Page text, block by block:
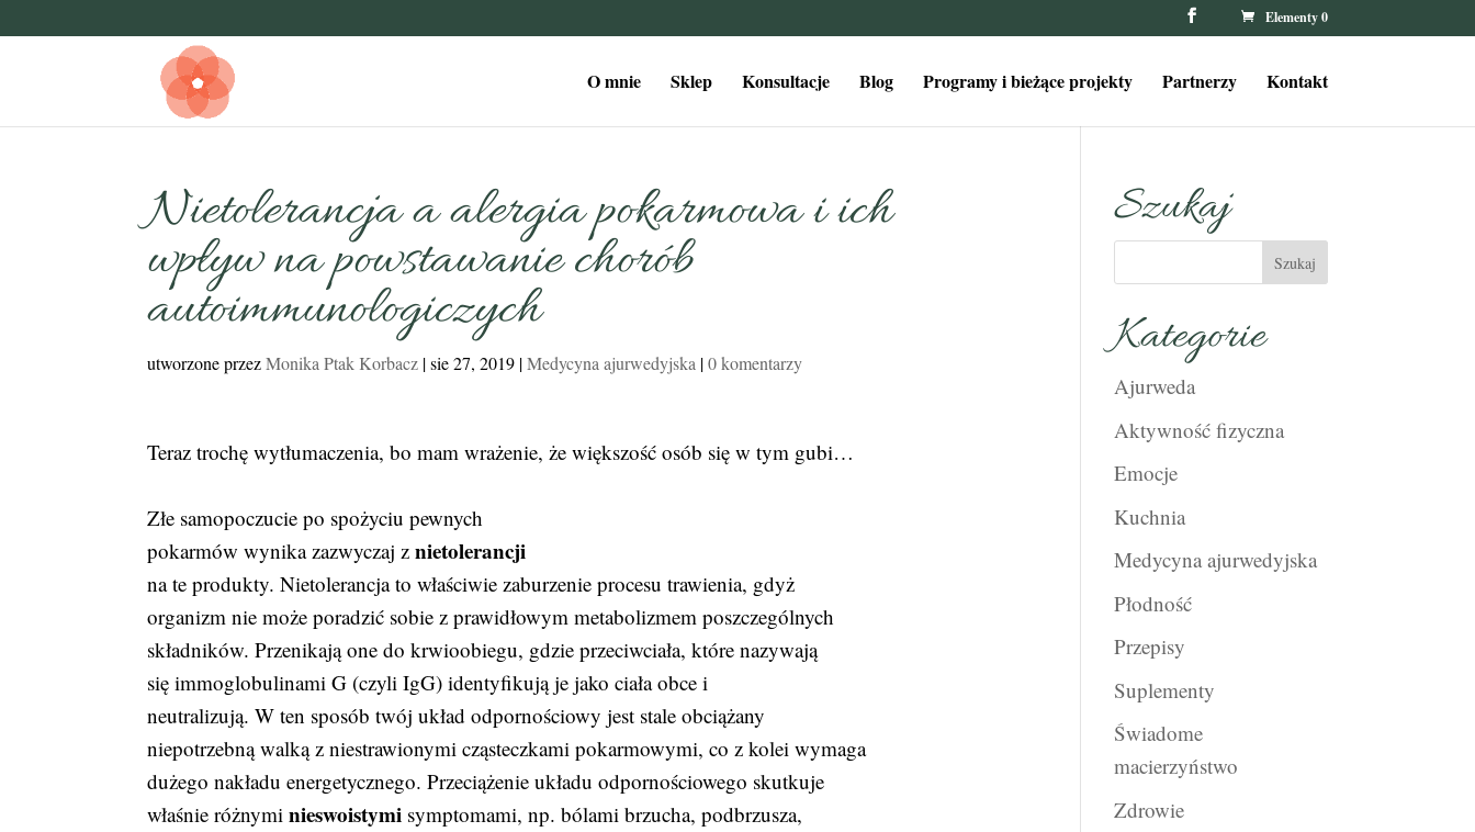
Elementy 0
O mnie Sklep Konsultacje Blog Programy i bieżące projekty Partnerzy Kontakt
Nietolerancja a alergia pokarmowa i ich
wpływ na powstawanie chorób
autoimmunologiczych
utworzone przezMonika Ptak Korbacz |sie 27, 2019 |Medycyna ajurwedyjska |0 komentarzy
Teraz trochę wytłumaczenia, bo mam wrażenie, że większość osób się w tym gubi…
Złe samopoczucie po spożyciu pewnych
pokarmów wynika zazwyczaj znietolerancji
na te produkty. Nietolerancja to właściwie zaburzenie procesu trawienia, gdyż
organizm nie może poradzić sobie z prawidłowym metabolizmem poszczególnych
składników. Przenikają one do krwioobiegu, gdzie przeciwciała, które nazywają
się immoglobulinami G (czyli IgG) identyfikują je jako ciała obce i
neutralizują. W ten sposób twój układ odpornościowy jest stale obciążany
niepotrzebną walką z niestrawionymi cząsteczkami pokarmowymi, co z kolei wymaga
dużego nakładu energetycznego. Przeciążenie układu odpornościowego skutkuje
właśnie różnyminieswoistymi symptomami, np. bólami brzucha, podbrzusza,
Szukaj
Kategorie
Ajurweda
Aktywność fizyczna
Emocje
Kuchnia
Medycyna ajurwedyjska
Płodność
Przepisy
Suplementy
Świadome
macierzyństwo
Zdrowie